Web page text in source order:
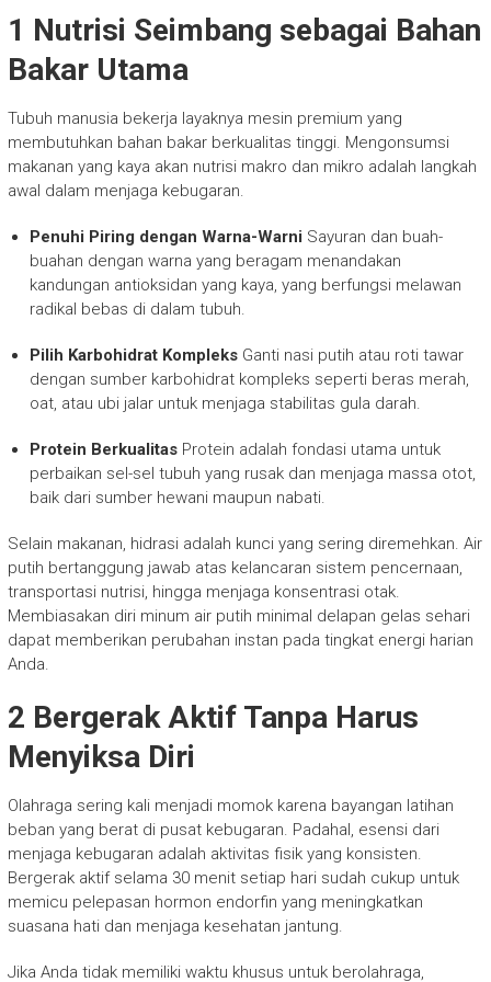
1 Nutrisi Seimbang sebagai Bahan
Bakar Utama
Tubuh manusia bekerja layaknya mesin premium yang
membutuhkan bahan bakar berkualitas tinggi. Mengonsumsi
makanan yang kaya akan nutrisi makro dan mikro adalah langkah
awal dalam menjaga kebugaran.
Penuhi Piring dengan Warna-Warni Sayuran dan buah-
buahan dengan warna yang beragam menandakan
kandungan antioksidan yang kaya, yang berfungsi melawan
radikal bebas di dalam tubuh.
Pilih Karbohidrat KompleksGanti nasi putih atau roti tawar
dengan sumber karbohidrat kompleks seperti beras merah,
oat, atau ubi jalar untuk menjaga stabilitas gula darah.
Protein BerkualitasProtein adalah fondasi utama untuk
perbaikan sel-sel tubuh yang rusak dan menjaga massa otot,
baik dari sumber hewani maupun nabati.
Selain makanan, hidrasi adalah kunci yang sering diremehkan. Air
putih bertanggung jawab atas kelancaran sistem pencernaan,
transportasi nutrisi, hingga menjaga konsentrasi otak.
Membiasakan diri minum air putih minimal delapan gelas sehari
dapat memberikan perubahan instan pada tingkat energi harian
Anda.
2 Bergerak Aktif Tanpa Harus
Menyiksa Diri
Olahraga sering kali menjadi momok karena bayangan latihan
beban yang berat di pusat kebugaran. Padahal, esensi dari
menjaga kebugaran adalah aktivitas fisik yang konsisten.
Bergerak aktif selama 30 menit setiap hari sudah cukup untuk
memicu pelepasan hormon endorfin yang meningkatkan
suasana hati dan menjaga kesehatan jantung.
Jika Anda tidak memiliki waktu khusus untuk berolahraga,